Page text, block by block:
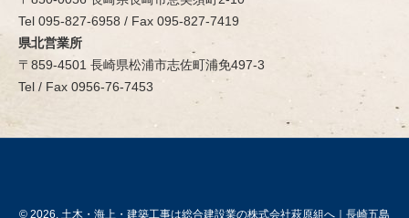
Tel 095-827-6958 / Fax 095-827-7419
県北営業所
〒859-4501 長崎県松浦市志佐町浦免497-3
Tel / Fax 0956-76-7453
© 2026. 土木・海上・建築工事は総合建設業の株式会社萩原組へ｜長崎五島